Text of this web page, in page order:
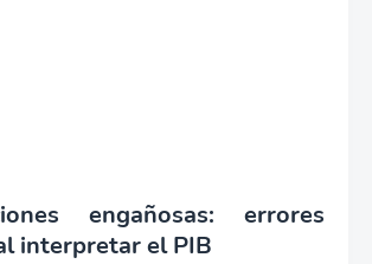
engañosas: errores
interpretar el PIB